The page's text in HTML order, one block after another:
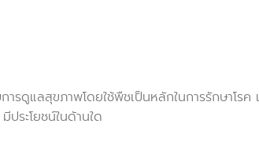
ดูแลสุขภาพโดยใช้พืชเป็นหลักในการรักษาโรค
ประโยชน์ในด้านใด